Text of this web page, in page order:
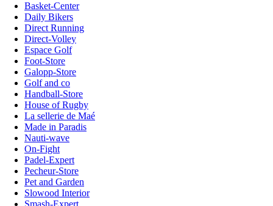
Basket-Center
Daily Bikers
Direct Running
Direct-Volley
Espace Golf
Foot-Store
Galopp-Store
Golf and co
Handball-Store
House of Rugby
La sellerie de Maé
Made in Paradis
Nauti-wave
On-Fight
Padel-Expert
Pecheur-Store
Pet and Garden
Slowood Interior